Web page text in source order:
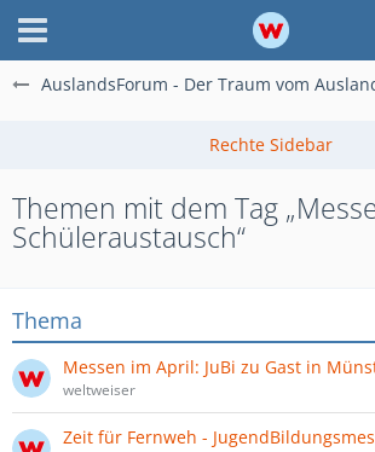
AuslandsForum - Der Traum vom
Themen mit dem Tag
Schüleraustausch“
Thema
Messen im April: JuBi zu Gast in
weltweiser
Zeit für Fernweh -